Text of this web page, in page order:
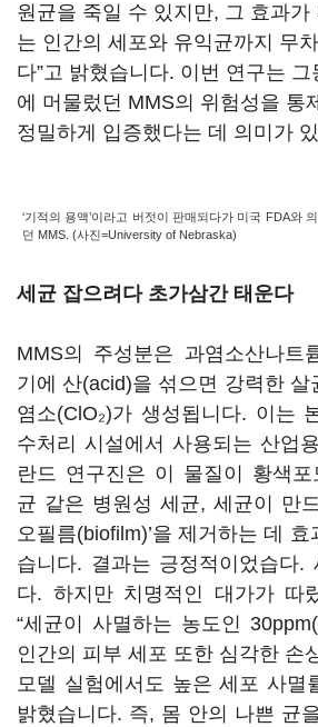
원균을 죽일 수 있지만, 그 효과가
는 인간의 세포와 유익균까지 무
다”고 밝혔습니다. 이번 연구는
에 머물렀던 MMS의 위험성을 통
정밀하게 입증했다는 데 의미가
‘기적의 용액’이라고 버젓이 판매되다가 미국 FDA와
던 MMS. (사진=University of Nebraska)
세균 잡으려다 초가삼간 태운다
MMS의 주성분은 과염소산나트
기에 산(acid)을 섞으면 강력한 살
염소(ClO₂)가 생성됩니다. 이는
수처리 시설에서 사용되는 산업
란드 연구진은 이 물질이 황색
균 같은 병원성 세균, 세균이 만드
오필름(biofilm)’을 제거하는 데
습니다. 결과는 긍정적이었습다.
다. 하지만 치명적인 대가가 따
“세균이 사멸하는 농도인
인간의 피부 세포 또한 심각한 손
모델 실험에서도 높은 세포 사멸
밝혔습니다. 즉, 몸 안의 나쁜 균